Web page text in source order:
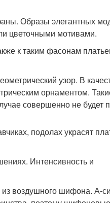
Образы элегантных
цветочными мотивами.
к таким фасонам
узор. В
орнаментом.
совершенно не будет
подолах украсят
Интенсивность и
воздушного шифона. А-